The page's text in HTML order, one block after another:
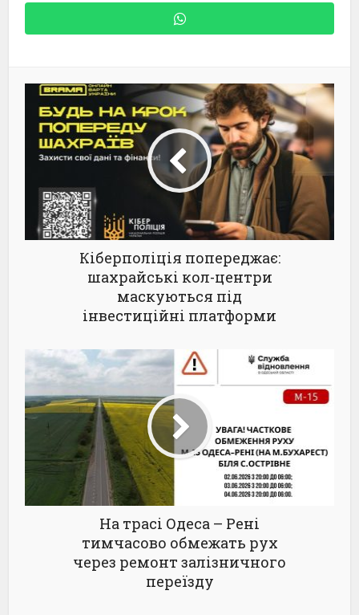
Кіберполіція попереджає:
шахрайські кол-центри
маскуються під
інвестиційні платформи
На трасі Одеса – Рені
тимчасово обмежать рух
через ремонт залізничного
переїзду